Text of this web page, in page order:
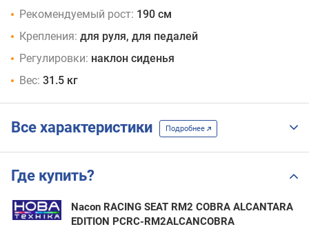
Рекомендуемый рост: 190 см
Крепления: для руля, для педалей
Регулировки: наклон сиденья
Вес: 31.5 кг
Все характеристики Подробнее
Где купить?
Nacon RACING SEAT RM2 COBRA ALCANTARA
EDITION PCRC-RM2ALCANCOBRA